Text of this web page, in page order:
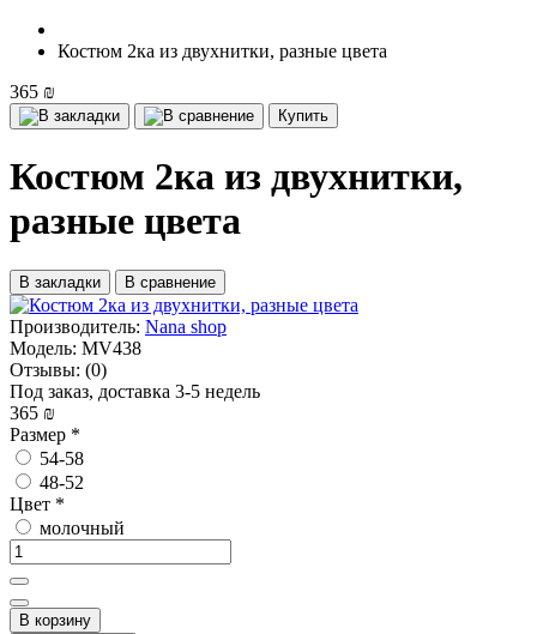
Костюм 2ка из двухнитки, разные цвета
365 ₪
Купить
Костюм 2ка из двухнитки,
разные цвета
В закладки В сравнение
Производитель: Nana shop
Модель: MV438
Отзывы: (0)
Под заказ, доставка 3-5 недель
365 ₪
Размер *
54-58
48-52
Цвет *
молочный
В корзину